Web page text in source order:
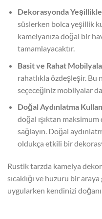
Dekorasyonda
süslerken bolca yeşillik
kamelyanıza doğal bir
tamamlayacaktır.
Basit ve Rahat
rahatlıkla özdeşleşir. Bu
seçeceğiniz mobilyalar
Doğal Aydınlatma
doğal ışıktan maksimum
sağlayın. Doğal
oldukça etkili bir
Rustik tarzda kamelya
sıcaklığı ve huzuru bir
uygularken kendinizi